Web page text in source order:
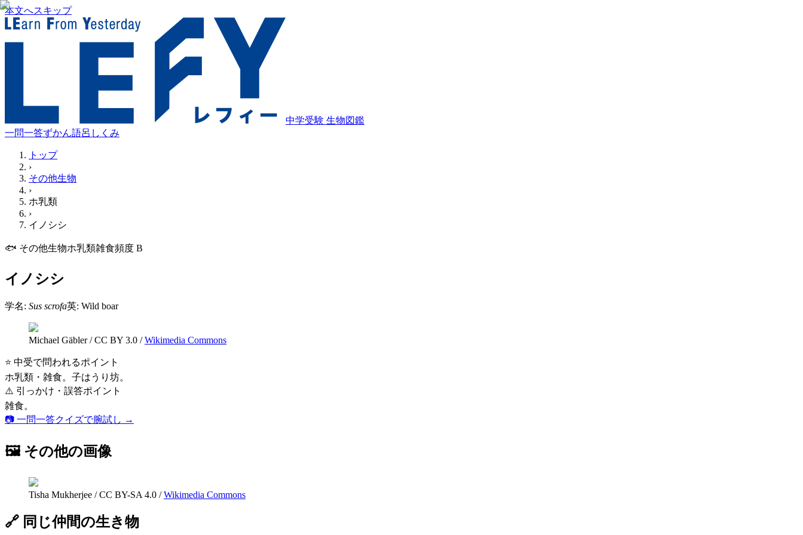
本文へスキップ
中学受験 生物図鑑
一問一答ずかん語呂 しくみ
トップ
›
その他生物
›
ホ乳類
›
イノシシ
🐟 その他生物ホ乳類雑食頻度 B
イノシシ
学名: Sus scrofa英: Wild boar
Michael Gäbler/CC BY 3.0 / Wikimedia Commons
⭐ 中受で問われるポイント
ホ乳類・雑食。子はうり坊。
⚠️ 引っかけ・誤答ポイント
雑食。
📷 一問一答クイズで腕試し →
🖼 その他の画像
Tisha Mukherjee /CC BY-SA 4.0 / Wikimedia Commons
🔗 同じ仲間の生き物